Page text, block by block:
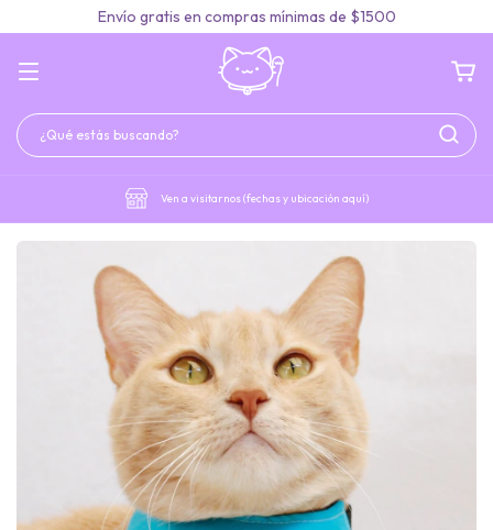
Envío gratis en compras mínimas de $1500
Ven a visitarnos (fechas y ubicación aquí)